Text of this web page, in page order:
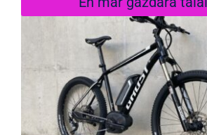
Ghost Teru 45km/h
Performance